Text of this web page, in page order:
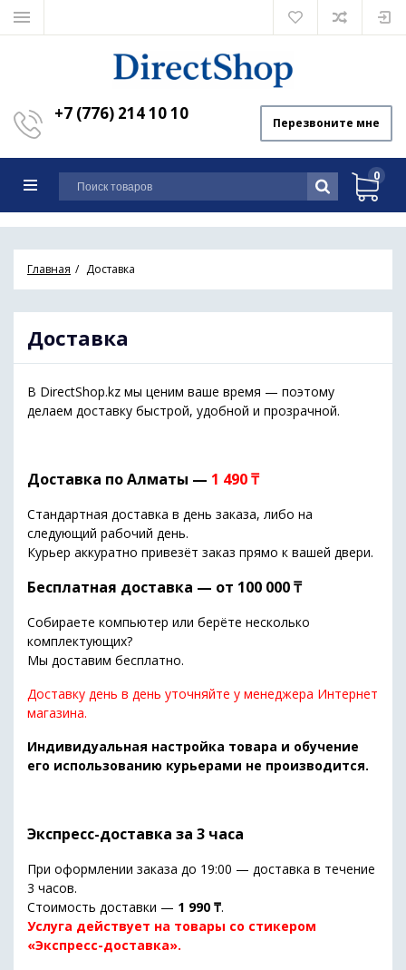
+7 (776) 214 10 10 Перезвоните мне
0
Главная Доставка
Доставка
В DirectShop.kz мы ценим ваше время — поэтому
делаем доставку быстрой, удобной и прозрачной.
Доставка по Алматы — 1 490 ₸
Стандартная доставка в день заказа, либо на
следующий рабочий день.
Курьер аккуратно привезёт заказ прямо к вашей двери.
Бесплатная доставка — от 100 000 ₸
Собираете компьютер или берёте несколько
комплектующих?
Мы доставим бесплатно.
Доставку день в день уточняйте у менеджера Интернет
магазина.
Индивидуальная настройка товара и обучение
его использованию курьерами не производится.
Экспресс-доставка за 3 часа
При оформлении заказа до 19:00 — доставка в течение
3 часов.
Стоимость доставки — 1 990 ₸.
Услуга действует на товары со стикером
«Экспресс-доставка».